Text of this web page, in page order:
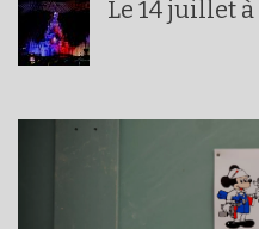
Le 14 juillet